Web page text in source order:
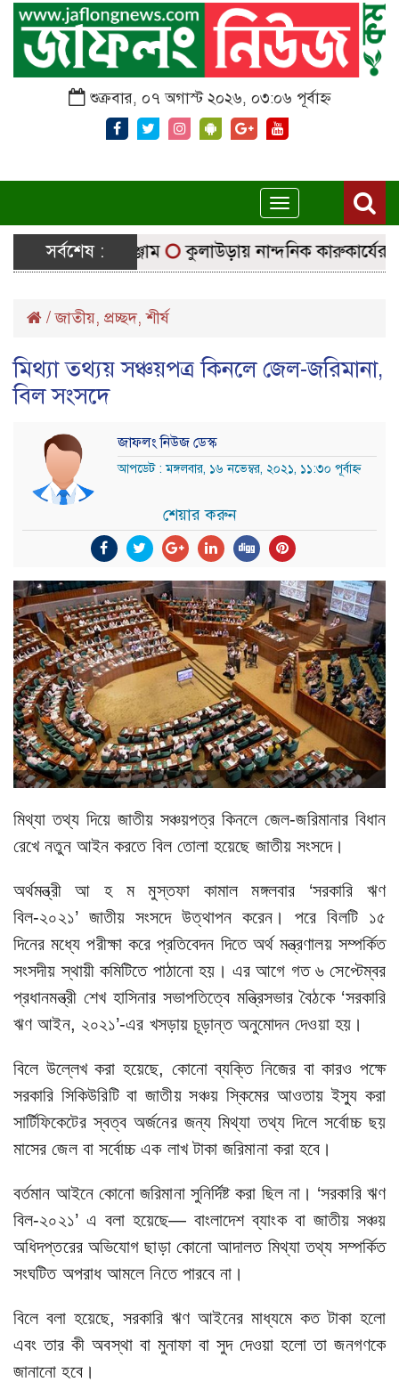
শুক্রবার, ০৭ অগাস্ট ২০২৬, ০৩:০৬ পূর্বাহ্ন
Toggle
navigation
সর্বশেষ :
নির্বাচনি সরঞ্জাম কুলাউড়ায় নান্দনিক কারুকার্যের শিব
/জাতীয়, প্রচ্ছদ,শীর্ষ
মিথ্যা তথ্যয় সঞ্চয়পত্র কিনলে জেল-জরিমানা,
বিল সংসদে
জাফলং নিউজ ডেস্ক
আপডেট : মঙ্গলবার, ১৬ নভেম্বর, ২০২১, ১১:৩০ পূর্বাহ্ন
শেয়ার করুন
মিথ্যা তথ্য দিয়ে জাতীয় সঞ্চয়পত্র কিনলে জেল-জরিমানার বিধান
রেখে নতুন আইন করতে বিল তোলা হয়েছে জাতীয় সংসদে।
অর্থমন্ত্রী আ হ ম মুস্তফা কামাল মঙ্গলবার ‘সরকারি ঋণ
বিল-২০২১’ জাতীয় সংসদে উত্থাপন করেন। পরে বিলটি ১৫
দিনের মধ্যে পরীক্ষা করে প্রতিবেদন দিতে অর্থ মন্ত্রণালয় সম্পর্কিত
সংসদীয় স্থায়ী কমিটিতে পাঠানো হয়। এর আগে গত ৬ সেপ্টেম্বর
প্রধানমন্ত্রী শেখ হাসিনার সভাপতিত্বে মন্ত্রিসভার বৈঠকে ‘সরকারি
ঋণ আইন, ২০২১’-এর খসড়ায় চূড়ান্ত অনুমোদন দেওয়া হয়।
বিলে উল্লেখ করা হয়েছে, কোনো ব্যক্তি নিজের বা কারও পক্ষে
সরকারি সিকিউরিটি বা জাতীয় সঞ্চয় স্কিমের আওতায় ইস্যু করা
সার্টিফিকেটের স্বত্ব অর্জনের জন্য মিথ্যা তথ্য দিলে সর্বোচ্চ ছয়
মাসের জেল বা সর্বোচ্চ এক লাখ টাকা জরিমানা করা হবে।
বর্তমান আইনে কোনো জরিমানা সুনির্দিষ্ট করা ছিল না। ‘সরকারি ঋণ
বিল-২০২১’ এ বলা হয়েছে— বাংলাদেশ ব্যাংক বা জাতীয় সঞ্চয়
অধিদপ্তরের অভিযোগ ছাড়া কোনো আদালত মিথ্যা তথ্য সম্পর্কিত
সংঘটিত অপরাধ আমলে নিতে পারবে না।
বিলে বলা হয়েছে, সরকারি ঋণ আইনের মাধ্যমে কত টাকা হলো
এবং তার কী অবস্থা বা মুনাফা বা সুদ দেওয়া হলো তা জনগণকে
জানানো হবে।